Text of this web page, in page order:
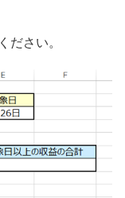
さい。